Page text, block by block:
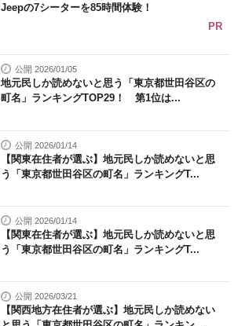
Jeepの7シーターを85時間体験！
PR
公開 2026/01/05
地元民しか読めないと思う「東京都世田谷区の
町名」ランキングTOP29！ 第1位は...
公開 2026/01/14
【関東在住者が選ぶ】地元民しか読めないと思
う「東京都世田谷区の町名」ランキングT...
公開 2026/01/14
【関東在住者が選ぶ】地元民しか読めないと思
う「東京都世田谷区の町名」ランキングT...
公開 2026/03/21
【関西地方在住者が選ぶ】地元民しか読めない